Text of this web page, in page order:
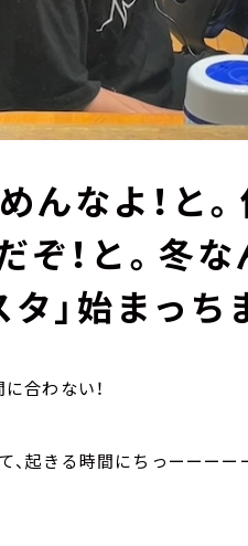
んなよ！と
ぞ！と。冬
」始まっち
合わない！
、起きる時間にちっーーーー